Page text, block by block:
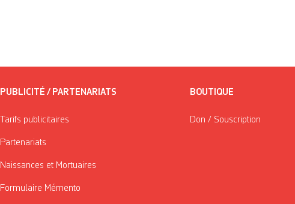
PUBLICITÉ / PARTENARIATS
Tarifs publicitaires
Partenariats
Naissances et Mortuaires
Formulaire Mémento
BOUTIQUE
Don / Souscription